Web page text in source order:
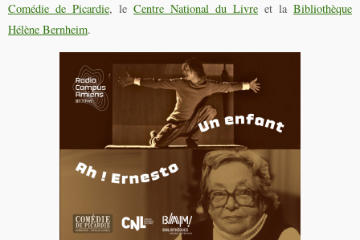
Comédie de Picardie, le Centre National du Livre et la Bibliothèque
Hélène Bernheim.